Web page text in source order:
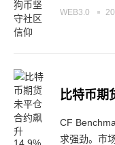
WEB3.0
比特币期
CF
求强劲。市